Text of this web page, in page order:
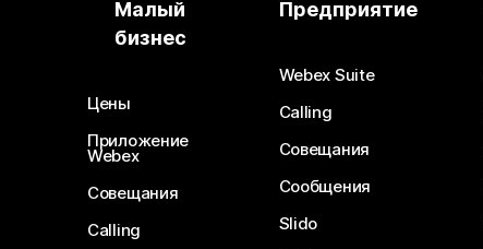
Малый
бизнес
Цены
Приложение
Webex
Совещания
Calling
Предприятие
Webex Suite
Calling
Совещания
Сообщения
Slido